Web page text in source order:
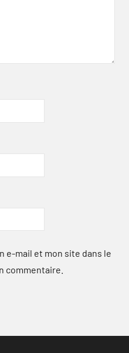
e-mail et mon site dans le
commentaire.